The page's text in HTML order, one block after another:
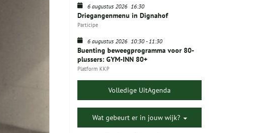
6 augustus 2026 16:30
Driegangenmenu in Dignahof
Participe
6 augustus 2026 10:30-11:30
Buenting beweegprogramma voor 80-
plussers: GYM-INN 80+
Platform KKP
Volledige UitAgenda
Wat gebeurt er in jouw wijk?